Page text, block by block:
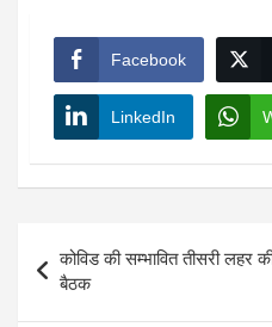
Facebook
LinkedIn
Post
navigation
कोविड की सम्भावित तीसरी लहर
बैठक